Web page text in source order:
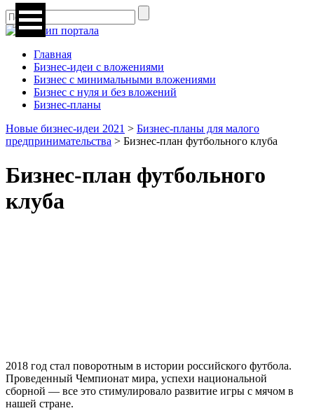
Главная
Бизнес-идеи с вложениями
Бизнес с минимальными вложениями
Бизнес с нуля и без вложений
Бизнес-планы
Новые бизнес-идеи 2021 > Бизнес-планы для малого
предпринимательства > Бизнес-план футбольного клуба
Бизнес-план футбольного
клуба
2018 год стал поворотным в истории российского футбола.
Проведенный Чемпионат мира, успехи национальной
сборной — все это стимулировало развитие игры с мячом в
нашей стране.